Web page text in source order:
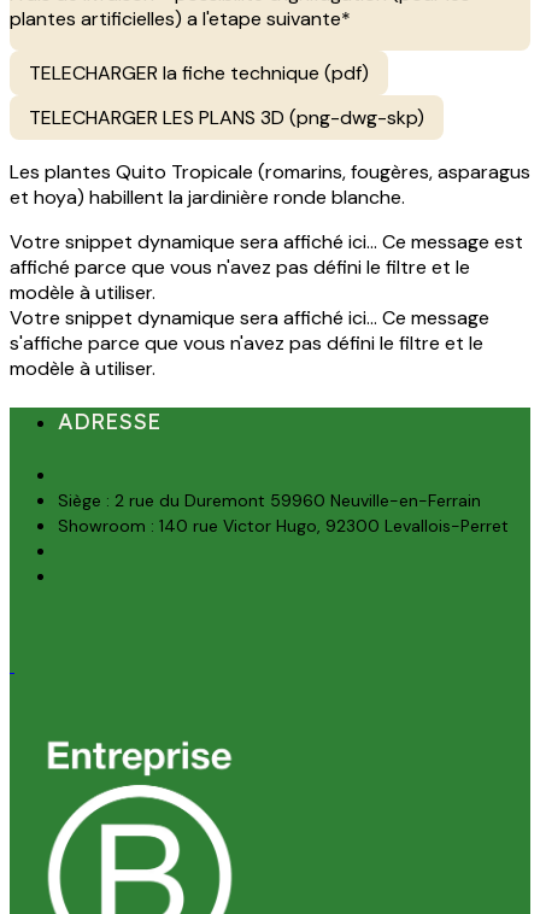
plantes artificielles) a l'etape suivante*
TELECHARGER la fiche technique (pdf)
TELECHARGER LES PLANS 3D (png-dwg-skp)
Les plantes Quito Tropicale (romarins, fougères, asparagus
et hoya) habillent la jardinière ronde blanche.
Votre snippet dynamique sera affiché ici... Ce message est
affiché parce que vous n'avez pas défini le filtre et le
modèle à utiliser.
Votre snippet dynamique sera affiché ici... Ce message
s'affiche parce que vous n'avez pas défini le filtre et le
modèle à utiliser.
ADRESSE
Siège : 2 rue du Duremont 59960 Neuville-en-Ferrain
Showroom : 140 rue Victor Hugo, 92300 Levallois-Perret